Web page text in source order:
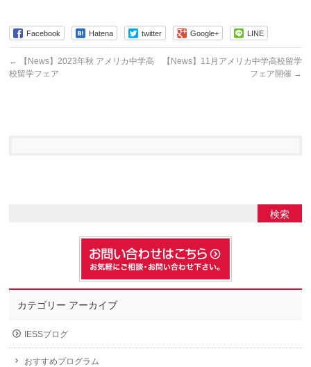
Facebook Hatena twitter Google+ LINE
←
【News】2023年秋 アメリカ中学高
校留学フェア
【News】11月アメリカ中学高校留学
フェア開催 →
カテゴリー アーカイブ
IESSブログ
おすすめプログラム